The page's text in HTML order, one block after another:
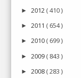
► 2012 ( 410 )
► 2011 ( 654 )
► 2010 ( 699 )
► 2009 ( 843 )
► 2008 ( 283 )